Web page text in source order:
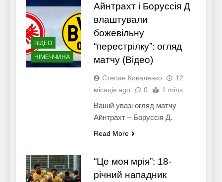
ВІДЕО
НІМЕЧЧИНА
Айнтрахт і Боруссія Д
влаштували
божевільну
“перестрілку”: огляд
матчу (Відео)
Степан Коваленко
12
місяців ago
0 1 mins
Вашій увазі огляд матчу
Айнтрахт – Боруссія Д.
Read More
“Це моя мрія”: 18-
річний нападник